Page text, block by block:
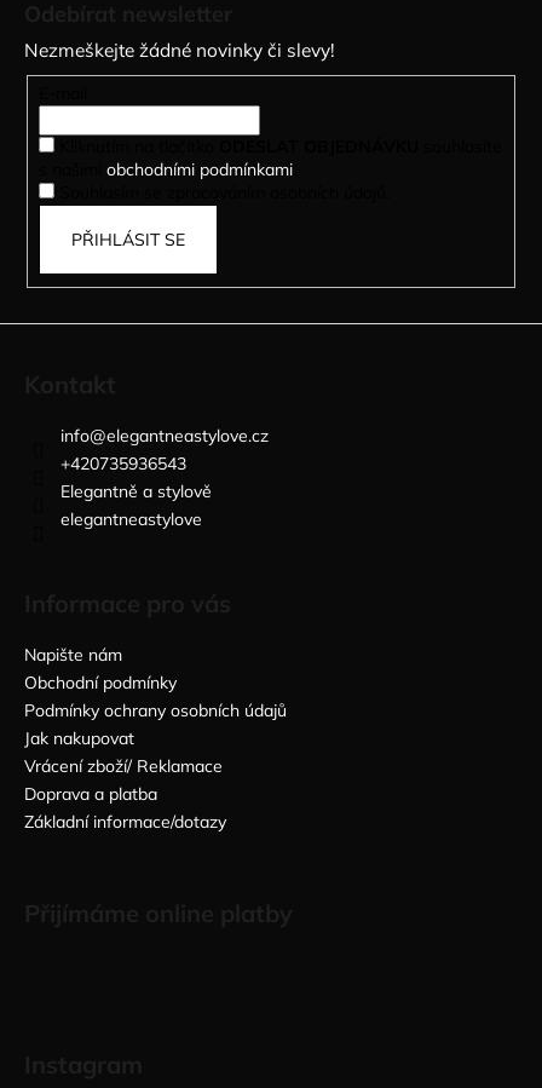
Nezmeškejte žádné novinky či slevy!
obchodními podmínkami.
PŘIHLÁSIT SE
info@elegantneastylove.cz
+420735936543
Elegantně a stylově
elegantneastylove
Napište nám
Obchodní podmínky
Podmínky ochrany osobních údajů
Jak nakupovat
Vrácení zboží/ Reklamace
Doprava a platba
Základní informace/dotazy